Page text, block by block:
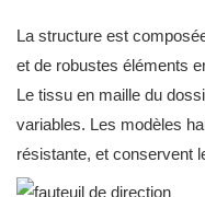
La structure est
et de robustes éléments
Le tissu en maille du
variables. Les modèles
résistante, et conservent